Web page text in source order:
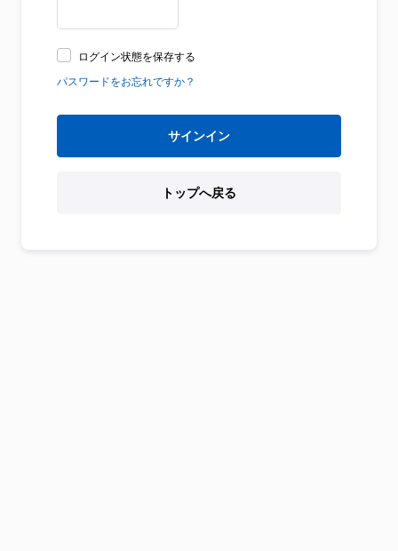
ログイン状態を保存する
パスワードをお忘れですか？
サインイン
トップへ戻る